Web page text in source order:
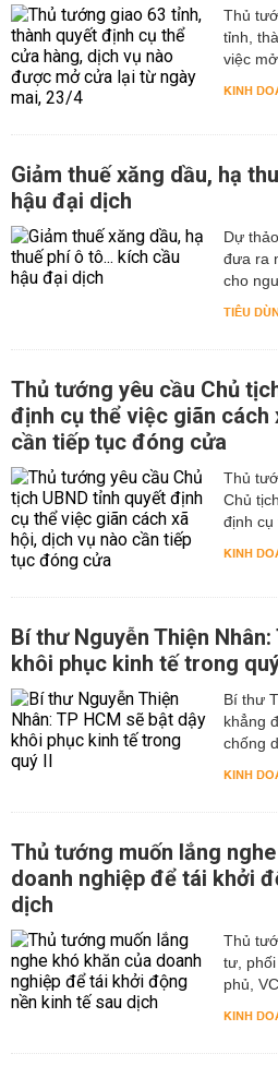
Thủ
tỉnh,
việc
KINH
Giảm thuế xăng dầu, hạ
hậu đại dịch
Dự
đưa ra
cho
TIÊU
Thủ tướng yêu cầu Chủ
định cụ thể việc giãn cách
cần tiếp tục đóng cửa
Thủ
Chủ
định cụ
KINH
Bí thư Nguyễn Thiện
khôi phục kinh tế trong
Bí thư
khẳng
chống
KINH
Thủ tướng muốn lắng
doanh nghiệp để tái khởi
dịch
Thủ
tư,
phủ,
KINH